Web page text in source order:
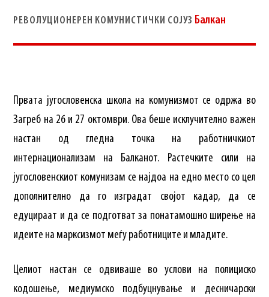
РЕВОЛУЦИОНЕРЕН КОМУНИСТИЧКИ СОЈУЗ Балкан
Првата југословенска школа на комунизмот се одржа во
Загреб на 26 и 27 октомври. Ова беше исклучително важен
настан од гледна точка на работничкиот
интернационализам на Балканот. Растечките сили на
југословенскиот комунизам се најдоа на едно место со цел
дополнително да го изградат својот кадар, да се
едуцираат и да се подготват за понатамошно ширење на
идеите на марксизмот меѓу работниците и младите.
Целиот настан се одвиваше во услови на полициско
кодошење, медиумско подбуцнување и десничарски